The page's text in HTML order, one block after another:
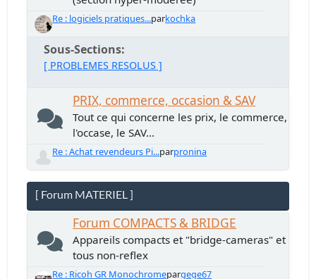
Re : logiciels pratiques...parkochka
Sous-Sections
[ PROBLEMES RESOLUS ]
PRIX, commerce, occasion & SAV
Tout ce qui concerne les prix, le commerce,
l'occase, le SAV...
Re : Achat revendeurs Pi...parpronina
[ Forum MATERIEL ]
Forum COMPACTS & BRIDGE
Appareils compacts et "bridge-cameras" et
tous non-reflex
Re : Ricoh GR Monochromepargege67